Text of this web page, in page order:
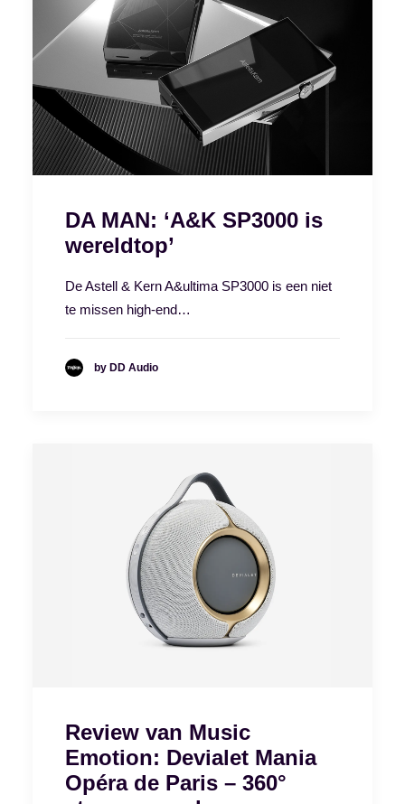
DA MAN: ‘A&K SP3000 is
wereldtop’
De Astell & Kern A&ultima SP3000 is een niet
te missen high-end…
by DD Audio
Review van Music
Emotion: Devialet Mania
Opéra de Paris – 360°